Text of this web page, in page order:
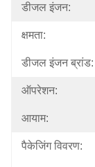
डीजल इंजन:
क्षमता:
डीजल इंजन ब्रांड:
ऑपरेशन:
आयाम:
पैकेजिंग विवरण: